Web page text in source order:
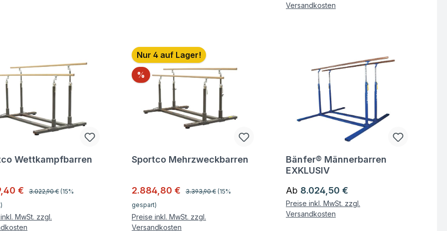
Versandkosten
zum Artikel
Wettkampfbarren
€ Regulärer Preis:
3.022,90 € (15%
MwSt. zzgl.
Nur 4 auf Lager!
% Rabatt
Fragen zum Artikel
Sportco Mehrzweckbarren
Verkaufspreis:
2.884,80 € Regulärer Preis:
3.393,90 € (15%
gespart)
Preise inkl. MwSt. zzgl.
Versandkosten
Fragen zum Artikel
Bänfer® Männerbarren
EXKLUSIV
Regulärer Preis:
Ab 8.024,50 €
Preise inkl. MwSt. zzgl.
Versandkosten